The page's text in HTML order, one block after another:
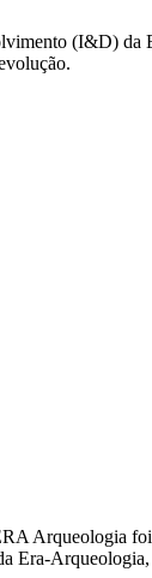
(I&D) da
Arqueologia
Era-